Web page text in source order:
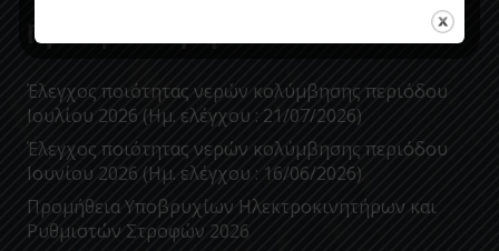
Πρόσφατα Άρθρα
Έλεγχος ποιότητας νερών κολύμβησης περιόδου
Ιουλίου 2026 (Ημ. ελέγχου : 21/07/2026)
Έλεγχος ποιότητας νερών κολύμβησης περιόδου
Ιουνίου 2026 (Ημ. ελέγχου : 16/06/2026)
Προμήθεια Υποβρυχίων Ηλεκτροκινητήρων και
Ρυθμιστών Στροφών 2026